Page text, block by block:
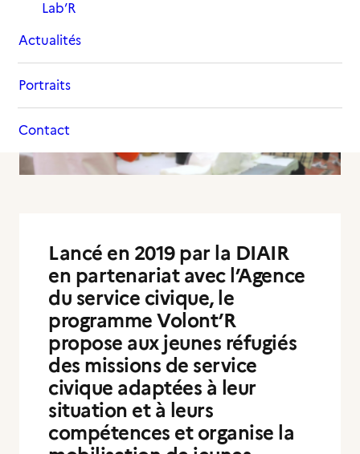
Lab’R
Actualités
Portraits
Contact
Lancé en 2019 par la DIAIR
en partenariat avec l’Agence
du service civique, le
programme Volont’R
propose aux jeunes réfugiés
des missions de service
civique adaptées à leur
situation et à leurs
compétences et organise la